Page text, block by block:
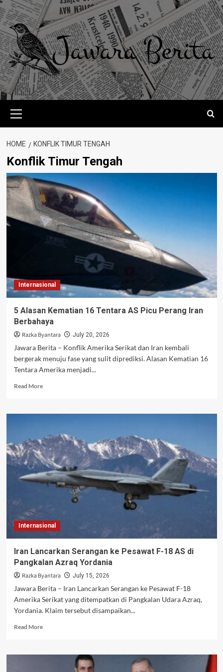
Skip
to
content
Menu
HOME KONFLIK TIMUR TENGAH
Konflik Timur Tengah
Internasional
5 Alasan Kematian 16 Tentara AS Picu Perang Iran
Berbahaya
Razka Byantara July 20, 2026
Jawara Berita – Konflik Amerika Serikat dan Iran kembali
bergerak menuju fase yang sulit diprediksi. Alasan Kematian 16
Tentara Amerika menjadi...
Read MoreRead
5
Kematian
16
Tentara
AS
Picu
Perang
Internasional
Iran Lancarkan Serangan ke Pesawat F-18 AS di
Pangkalan Azraq Yordania
Razka Byantara July 15, 2026
Jawara Berita – Iran Lancarkan Serangan ke Pesawat F-18
Amerika Serikat yang ditempatkan di Pangkalan Udara Azraq,
Yordania. Klaim tersebut disampaikan...
Read MoreRead
Iran